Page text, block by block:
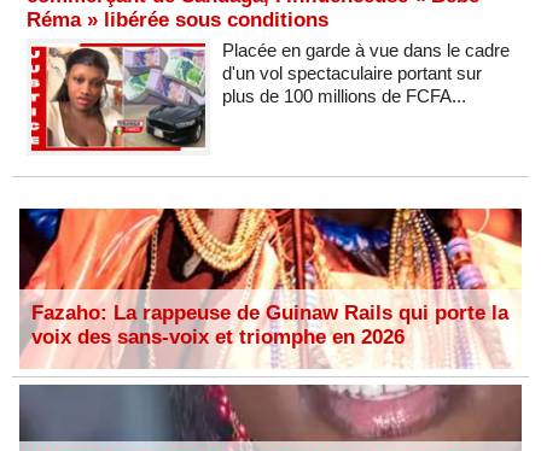
Réma » libérée sous conditions
Placée en garde à vue dans le cadre
d'un vol spectaculaire portant sur
plus de 100 millions de FCFA...
Fazaho: La rappeuse de Guinaw Rails qui porte la
voix des sans-voix et triomphe en 2026